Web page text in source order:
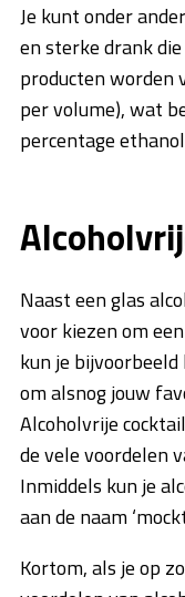
Je kunt onder
en sterke drank
producten worden
per volume), wat
percentage
Naast een glas
voor kiezen om
kun je
om alsnog jouw
Alcoholvrije
de vele voordelen
Inmiddels kun je
aan de naam
Kortom, als je op